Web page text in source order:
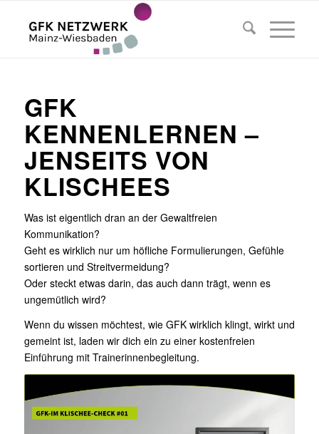
GFK
KENNENLERNEN –
JENSEITS VON
KLISCHEES
Was ist eigentlich dran an der Gewaltfreien
Kommunikation?
Geht es wirklich nur um höfliche Formulierungen, Gefühle
sortieren und Streitvermeidung?
Oder steckt etwas darin, das auch dann trägt, wenn es
ungemütlich wird?
Wenn du wissen möchtest, wie GFK wirklich klingt, wirkt und
gemeint ist, laden wir dich ein zu einer kostenfreien
Einführung mit Trainerinnenbegleitung.